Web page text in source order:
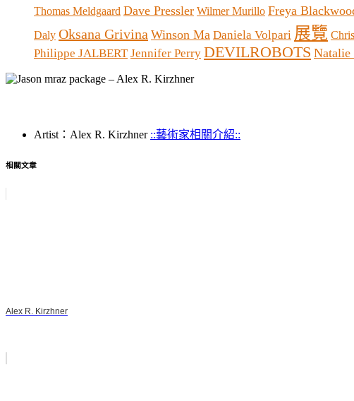
Thomas Meldgaard Dave Pressler Wilmer Murillo Freya
Daly Oksana Grivina Winson Ma Daniela Volpari 展覽
Philippe JALBERT Jennifer Perry DEVILROBOTS Natalie
Artist：Alex R. Kirzhner ::藝術家相關介紹::
相關文章
Alex R. Kirzhner